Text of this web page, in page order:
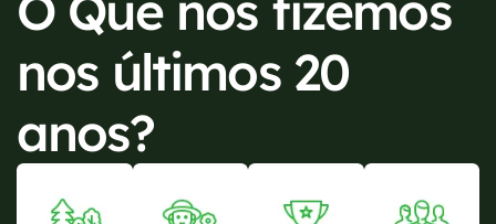
nos últimos 20
anos?